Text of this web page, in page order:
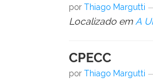
porThiago Margutti
Localizado em A
CPECC
porThiago Margutti